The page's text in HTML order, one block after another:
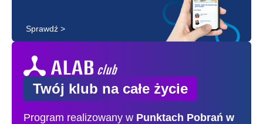
Sprawdź >
Twój klub na całe życie
Program realizowany w Punktach Pobrań w